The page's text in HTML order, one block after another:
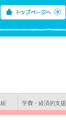
学費・経済的支援